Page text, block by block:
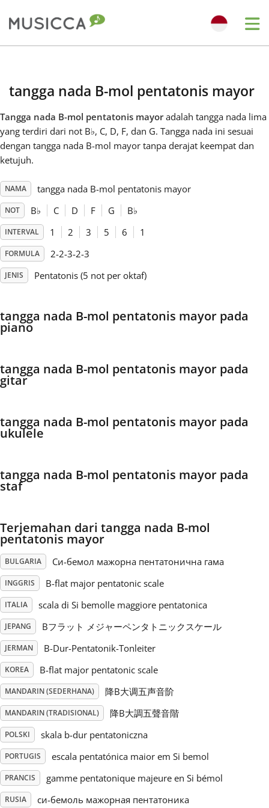
Български
English
Español
हिन्दी
Português
Русский
Svenska
Українська
简体中文
tangga nada B-mol pentatonis mayor
Tangga nada B-mol pentatonis mayoradalah tangga nada lima
yang terdiri dari not B♭, C, D, F, dan G. Tangga nada ini sesuai
dengan tangga nada B-mol mayor tanpa derajat keempat dan
ketujuh.
NAMA tangga nada B-mol pentatonis mayor
NOT B♭ C D F G B♭
INTERVAL 1 2 3 5 6 1
FORMULA 2-2-3-2-3
JENIS Pentatonis (5 not per oktaf)
tangga nada B-mol pentatonis mayor pada
piano
tangga nada B-mol pentatonis mayor pada
gitar
tangga nada B-mol pentatonis mayor pada
ukulele
tangga nada B-mol pentatonis mayor pada
staf
Terjemahan dari tangga nada B-mol
pentatonis mayor
BULGARIA Си-бемол мажорна пентатонична гама
INGGRIS B-flat major pentatonic scale
ITALIA scala di Si bemolle maggiore pentatonica
JEPANG Bフラット メジャーペンタトニックスケール
JERMAN B-Dur-Pentatonik-Tonleiter
KOREA B-flat major pentatonic scale
MANDARIN (SEDERHANA) 降B大调五声音阶
MANDARIN (TRADISIONAL) 降B大調五聲音階
POLSKI skala b-dur pentatoniczna
PORTUGIS escala pentatónica maior em Si bemol
PRANCIS gamme pentatonique majeure en Si bémol
RUSIA си-бемоль мажорная пентатоника